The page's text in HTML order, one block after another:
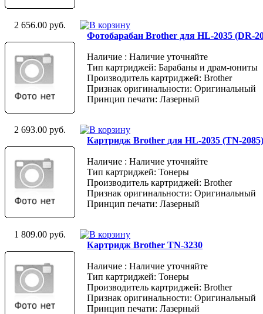
2 656.00 руб.
Фотобарабан Brother для HL-2035 (DR-
Наличие : Наличие уточняйте
Тип картриджей: Барабаны и драм-юниты
Производитель картриджей: Brother
Признак оригинальности: Оригинальный
Принцип печати: Лазерный
2 693.00 руб.
Картридж Brother для HL-2035 (TN-2085)
Наличие : Наличие уточняйте
Тип картриджей: Тонеры
Производитель картриджей: Brother
Признак оригинальности: Оригинальный
Принцип печати: Лазерный
1 809.00 руб.
Картридж Brother TN-3230
Наличие : Наличие уточняйте
Тип картриджей: Тонеры
Производитель картриджей: Brother
Признак оригинальности: Оригинальный
Принцип печати: Лазерный